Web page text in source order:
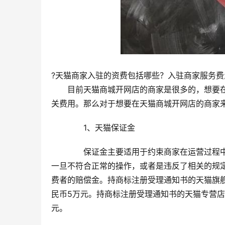
?天猫商家入驻的资费包括哪些？入驻商家服务
目前天猫商城开网店的商家是很多的，想要
关费用。那么对于想要在天猫商城开网店的商
1、天猫保证金
保证金主要适用于约束商家在运营过程
一旦不符合正常的操作，或者是违反了相关的
费者的赔偿金。持商标注册受理通知书的天猫
民币5万元。持商标注册受理通知书的天猫专营
元。